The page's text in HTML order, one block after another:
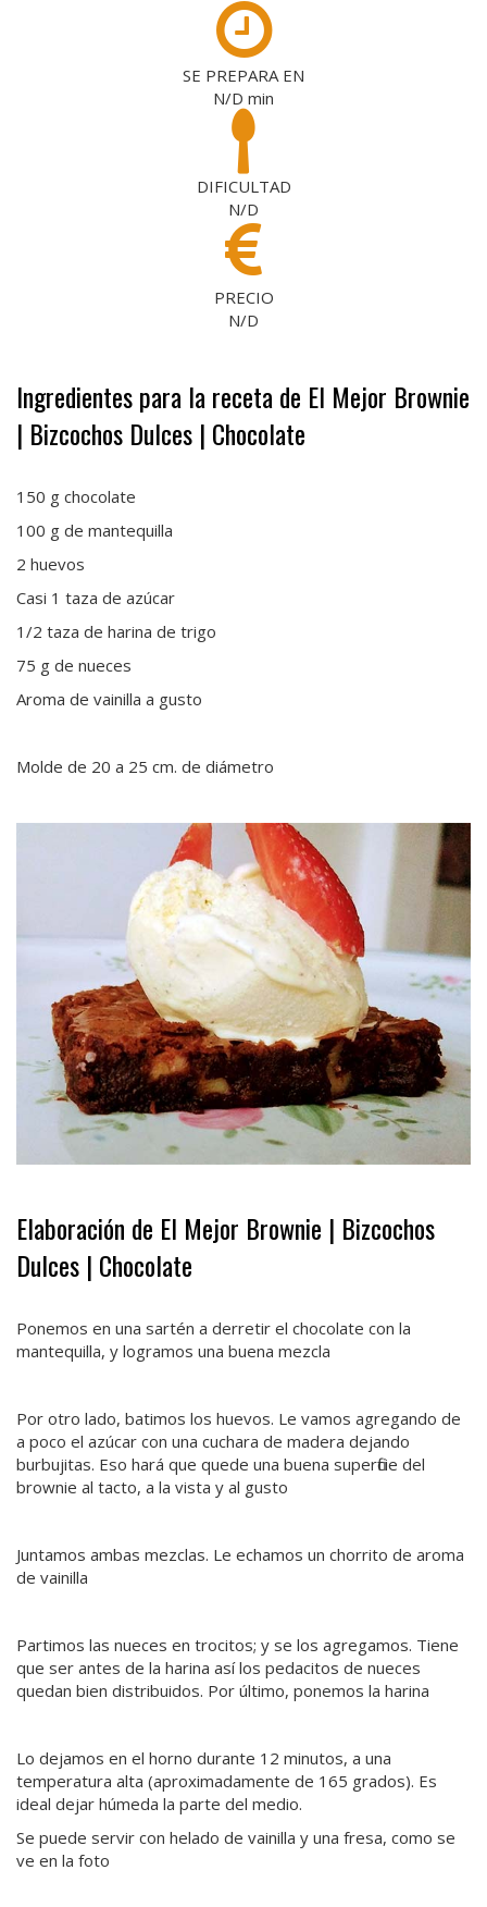
SE PREPARA EN
N/D min
DIFICULTAD
N/D
PRECIO
N/D
Ingredientes para la receta de El Mejor Brownie
| Bizcochos Dulces | Chocolate
150 g chocolate
100 g de mantequilla
2 huevos
Casi 1 taza de azúcar
1/2 taza de harina de trigo
75 g de nueces
Aroma de vainilla a gusto
Molde de 20 a 25 cm. de diámetro
Elaboración de El Mejor Brownie | Bizcochos
Dulces | Chocolate
Ponemos en una sartén a derretir el chocolate con la
mantequilla, y logramos una buena mezcla
Por otro lado, batimos los huevos. Le vamos agregando de
a poco el azúcar con una cuchara de madera dejando
burbujitas. Eso hará que quede una buena superficie del
brownie al tacto, a la vista y al gusto
Juntamos ambas mezclas. Le echamos un chorrito de aroma
de vainilla
Partimos las nueces en trocitos; y se los agregamos. Tiene
que ser antes de la harina así los pedacitos de nueces
quedan bien distribuidos. Por último, ponemos la harina
Lo dejamos en el horno durante 12 minutos, a una
temperatura alta (aproximadamente de 165 grados). Es
ideal dejar húmeda la parte del medio.
Se puede servir con helado de vainilla y una fresa, como se
ve en la foto